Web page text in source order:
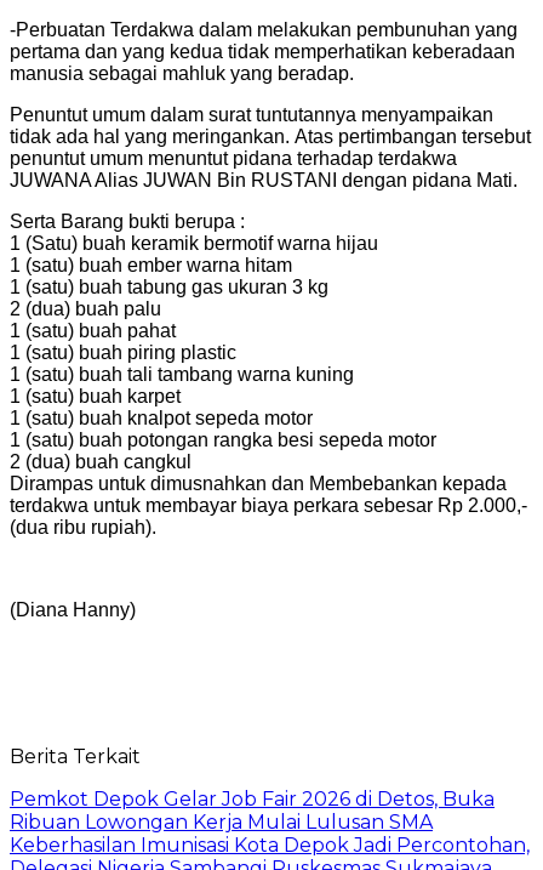
-Perbuatan Terdakwa dalam melakukan pembunuhan yang
pertama dan yang kedua tidak memperhatikan keberadaan
manusia sebagai mahluk yang beradap.
Penuntut umum dalam surat tuntutannya menyampaikan
tidak ada hal yang meringankan. Atas pertimbangan tersebut
penuntut umum menuntut pidana terhadap terdakwa
JUWANA Alias JUWAN Bin RUSTANI dengan pidana Mati.
Serta Barang bukti berupa :
1 (Satu) buah keramik bermotif warna hijau
1 (satu) buah ember warna hitam
1 (satu) buah tabung gas ukuran 3 kg
2 (dua) buah palu
1 (satu) buah pahat
1 (satu) buah piring plastic
1 (satu) buah tali tambang warna kuning
1 (satu) buah karpet
1 (satu) buah knalpot sepeda motor
1 (satu) buah potongan rangka besi sepeda motor
2 (dua) buah cangkul
Dirampas untuk dimusnahkan dan Membebankan kepada
terdakwa untuk membayar biaya perkara sebesar Rp 2.000,-
(dua ribu rupiah).
(Diana Hanny)
Berita Terkait
Pemkot Depok Gelar Job Fair 2026 di Detos, Buka
Ribuan Lowongan Kerja Mulai Lulusan SMA
Keberhasilan Imunisasi Kota Depok Jadi Percontohan,